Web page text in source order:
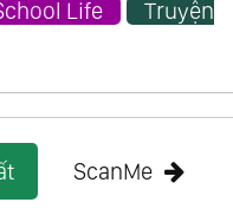
Life Truyện
ScanMe